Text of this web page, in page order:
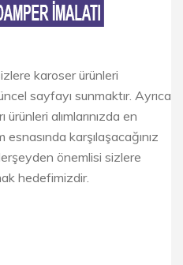
karoser ürünleri
sayfayı sunmaktır. Ayrıca
alımlarınızda en
esnasında karşılaşacağınız
önemlisi sizlere
hedefimizdir.